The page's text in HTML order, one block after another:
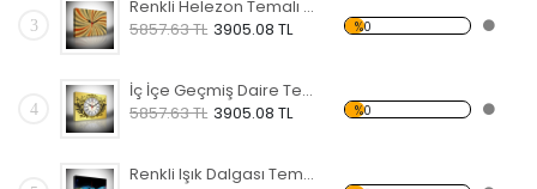
3
Renkli Helezon Temalı Kanvas Saat
5857.63 TL 3905.08 TL %0
4
İç İçe Geçmiş Daire Temalı Kanvas Saat
5857.63 TL 3905.08 TL %0
Renkli Işık Dalgası Temalı Kanvas Saat